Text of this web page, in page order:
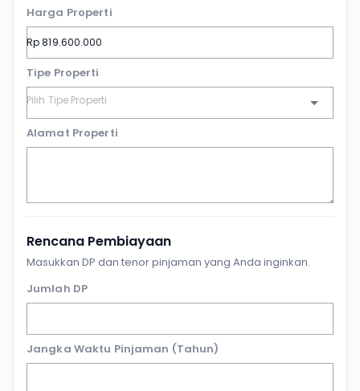
Harga Properti
Tipe Properti
Alamat Properti
Rencana Pembiayaan
Masukkan DP dan tenor pinjaman yang Anda inginkan.
Jumlah DP
Jangka Waktu Pinjaman (Tahun)